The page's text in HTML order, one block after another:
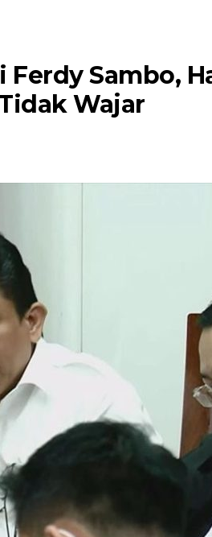
Ferdy Sambo,
Wajar